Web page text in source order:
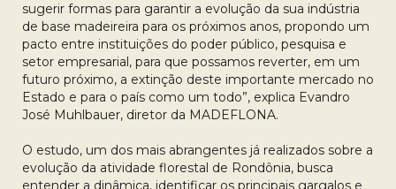
sugerir formas para garantir a evolução da sua indústria
de base madeireira para os próximos anos, propondo um
pacto entre instituições do poder público, pesquisa e
setor empresarial, para que possamos reverter, em um
futuro próximo, a extinção deste importante mercado no
Estado e para o país como um todo”, explica Evandro
José Muhlbauer, diretor da MADEFLONA.
O estudo, um dos mais abrangentes já realizados sobre a
evolução da atividade florestal de Rondônia, busca
entender a dinâmica, identificar os principais gargalos e